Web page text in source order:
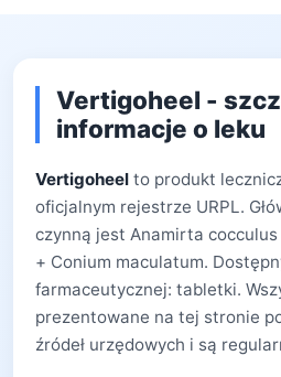
Vertigoheel -
informacje o leku
Vertigoheel to produkt
oficjalnym rejestrze URPL.
czynną jest Anamirta
+ Conium maculatum.
farmaceutycznej: tabletki.
prezentowane na tej stronie
źródeł urzędowych i są